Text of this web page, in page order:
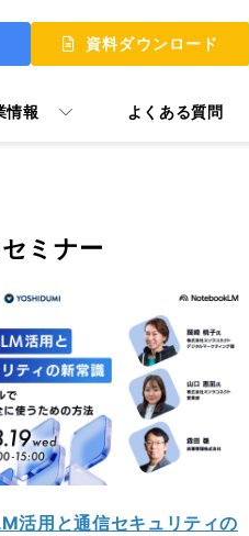
資料ダウンロード
情報 よくある質問
ミナー
活用と通信セキュリティの